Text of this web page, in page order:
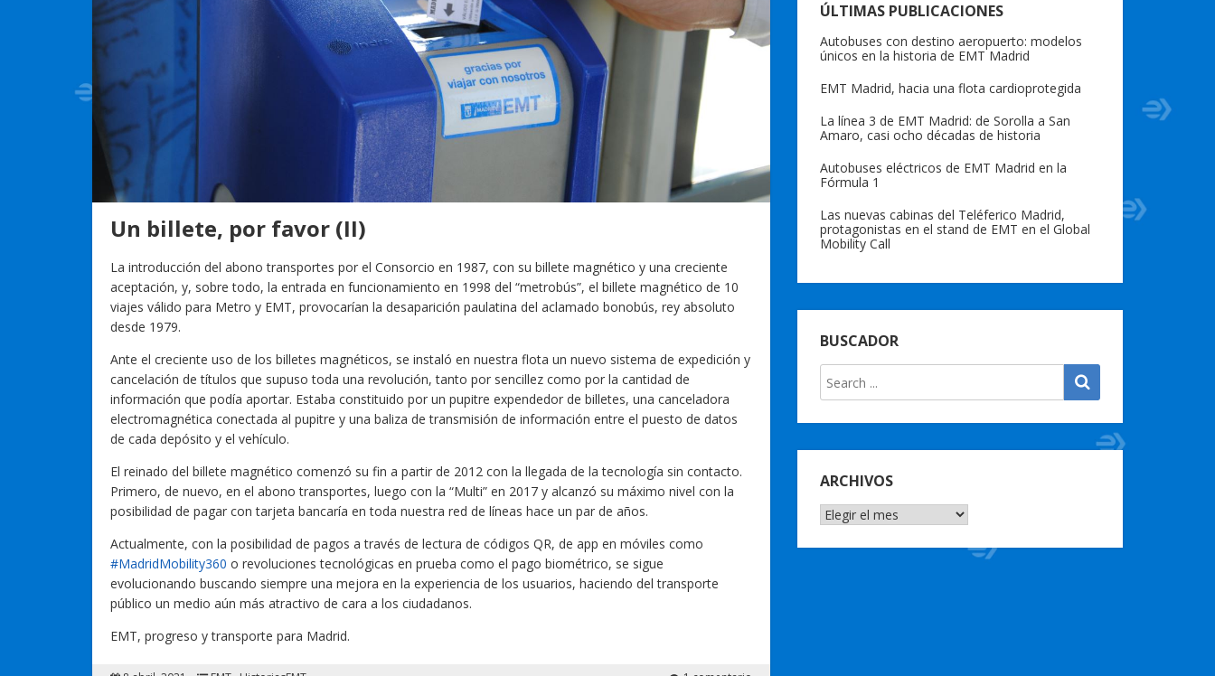
Un billete, por favor (II)
La introducción del abono transportes por el Consorcio en 1987, con su billete magnético y una creciente
aceptación, y, sobre todo, la entrada en funcionamiento en 1998 del “metrobús”, el billete magnético de 10
viajes válido para Metro y EMT, provocarían la desaparición paulatina del aclamado bonobús, rey absoluto
desde 1979.
Ante el creciente uso de los billetes magnéticos, se instaló en nuestra flota un nuevo sistema de expedición y
cancelación de títulos que supuso toda una revolución, tanto por sencillez como por la cantidad de
información que podía aportar. Estaba constituido por un pupitre expendedor de billetes, una canceladora
electromagnética conectada al pupitre y una baliza de transmisión de información entre el puesto de datos
de cada depósito y el vehículo.
El reinado del billete magnético comenzó su fin a partir de 2012 con la llegada de la tecnología sin contacto.
Primero, de nuevo, en el abono transportes, luego con la “Multi” en 2017 y alcanzó su máximo nivel con la
posibilidad de pagar con tarjeta bancaría en toda nuestra red de líneas hace un par de años.
Actualmente, con la posibilidad de pagos a través de lectura de códigos QR, de app en móviles como
#MadridMobility360 o revoluciones tecnológicas en prueba como el pago biométrico, se sigue
evolucionando buscando siempre una mejora en la experiencia de los usuarios, haciendo del transporte
público un medio aún más atractivo de cara a los ciudadanos.
EMT, progreso y transporte para Madrid.
ÚLTIMAS PUBLICACIONES
Autobuses con destino aeropuerto: modelos
únicos en la historia de EMT Madrid
EMT Madrid, hacia una flota cardioprotegida
La línea 3 de EMT Madrid: de Sorolla a San
Amaro, casi ocho décadas de historia
Autobuses eléctricos de EMT Madrid en la
Fórmula 1
Las nuevas cabinas del Teléferico Madrid,
protagonistas en el stand de EMT en el Global
Mobility Call
BUSCADOR
ARCHIVOS
ARCHIVOS